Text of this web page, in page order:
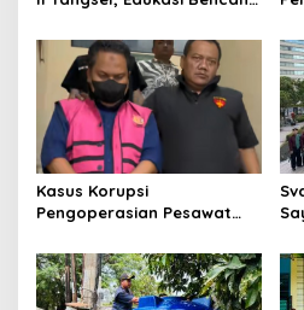
kepada pelajar UPTD SMPN
23
Kasus Korupsi
Pengoperasian Pesawat
Development Ditetapkan
Tersangka